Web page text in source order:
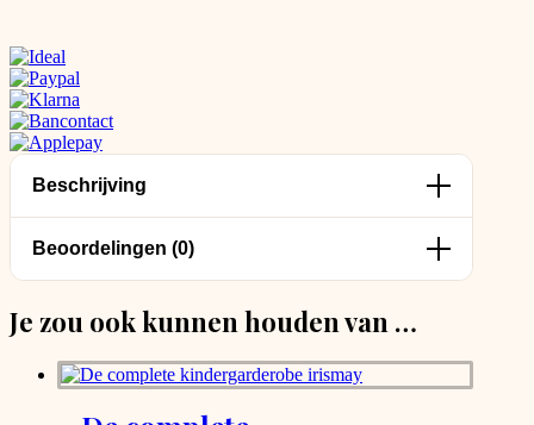
Beschrijving
Beoordelingen (0)
Je zou ook kunnen houden van …